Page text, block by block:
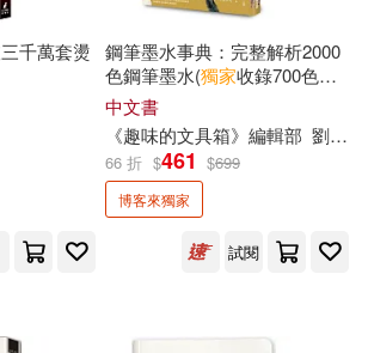
Joh）(2)
何立安(2)
保羅．科爾賀(2)
人人出版(2)
社(2)
前衛(2)
千萬套燙
鋼筆墨水事典：完整解析2000
色鋼筆墨水(獨家收錄700色鋼
筆墨水色相分布圖)
中文書
《趣味的文具箱》編輯部 劉格安
66 折 $461 $699
博客來獨家
試閱